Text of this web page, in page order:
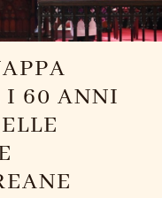
I 60 ANNI